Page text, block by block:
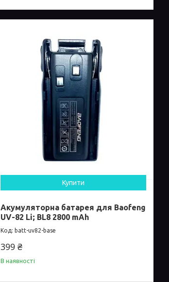
Купити
Акумуляторна батарея для Baofeng
UV-82 Li; BL8 2800 mAh
batt-uv82-base
399 ₴
В наявності